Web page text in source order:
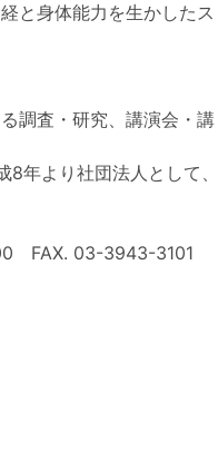
と身体能力を生かしたス
調査・研究、講演会・講
年より社団法人として、
FAX. 03-3943-3101